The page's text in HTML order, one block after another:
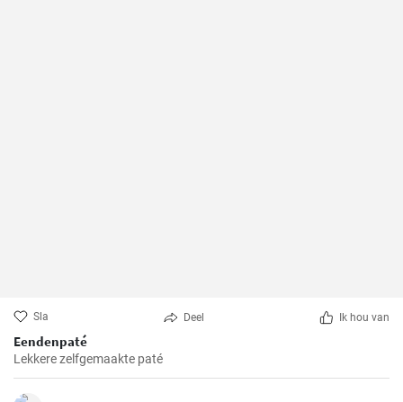
Sla Deel Ik hou van
Eendenpaté
Lekkere zelfgemaakte paté